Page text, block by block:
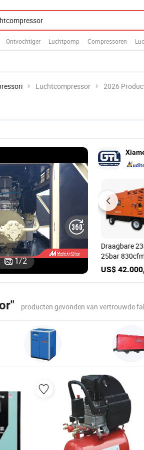
Ontvochtiger Luchtpomp Compressoren
Luchtcompressor 2026
1/2
US$ 47.000,00-47.200,00
Gtl 900cfm 8bar
25m3 Boren
Mijnbouw
Draagbare Schroef
Fabrieksprijs
Draagbare
25bar
Motor
Aangedreven
voor Boren
producten gevonden van vertrouwde